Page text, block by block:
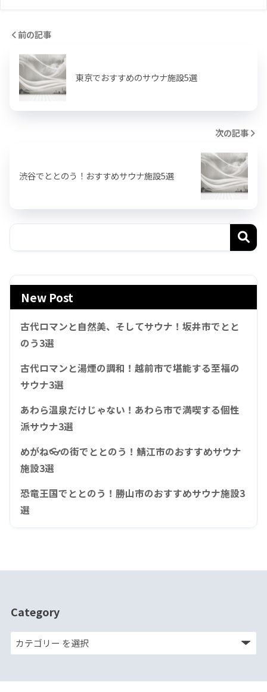
前の記事
東京でおすすめのサウナ施設5選
次の記事
渋谷でととのう！おすすめサウナ施設5選
New Post
古代ロマンと自然美、そしてサウナ！坂井市でとと
のう3選
古代ロマンと湯煙の調和！越前市で堪能する至福の
サウナ3選
あわら温泉だけじゃない！あわら市で満喫する個性
派サウナ3選
めがね👓の街でととのう！鯖江市のおすすめサウナ
施設3選
恐竜王国でととのう！勝山市のおすすめサウナ施設3
選
Category